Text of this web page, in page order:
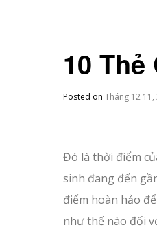
10
Posted on Tháng 12 11,
Đó là thời điểm
sinh đang đến
điểm hoàn hảo
như thế nào đối